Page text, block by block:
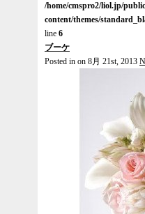
/home/cmspro2/liol.jp/
content/themes/
line 6
ブーケ
Posted in on 8月 21st, 2013